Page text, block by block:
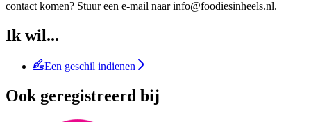
contact komen? Stuur een e-mail naar info@foodiesinheels.nl.
Ik wil...
Een geschil indienen
Ook geregistreerd bij